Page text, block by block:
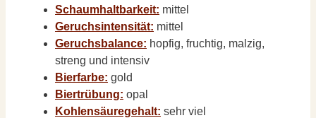
Schaumhaltbarkeit: mittel
Geruchsintensität: mittel
Geruchsbalance: hopfig, fruchtig, malzig,
streng und intensiv
Bierfarbe: gold
Biertrübung: opal
Kohlensäuregehalt: sehr viel